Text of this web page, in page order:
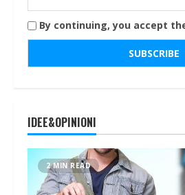
By continuing, you accept
IDEE&OPINIONI
2 MIN READ